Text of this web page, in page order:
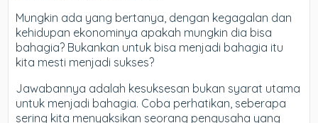
Mungkin ada yang bertanya, dengan kegagalan dan
kehidupan ekonominya apakah mungkin dia bisa
bahagia? Bukankan untuk bisa menjadi bahagia itu
kita mesti menjadi sukses?
Jawabannya adalah kesuksesan bukan syarat utama
untuk menjadi bahagia. Coba perhatikan, seberapa
sering kita menyaksikan seorang pengusaha yang